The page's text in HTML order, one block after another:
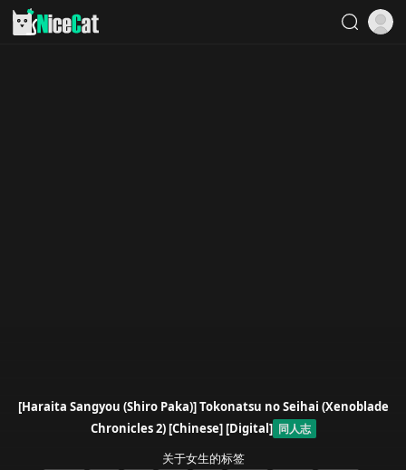
[Haraita Sangyou (Shiro Paka)] Tokonatsu no Seihai (Xenoblade
Chronicles 2) [Chinese] [Digital] 同人志
关于女生的标签